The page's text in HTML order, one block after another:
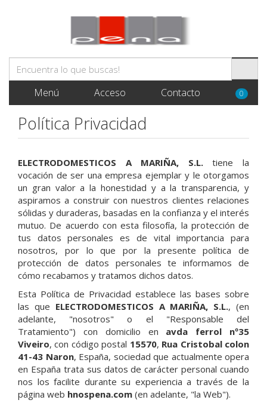
Menú Acceso Contacto 0
Política Privacidad
ELECTRODOMESTICOS A MARIÑA, S.L.tiene la
vocación de ser una empresa ejemplar y le otorgamos
un gran valor a la honestidad y a la transparencia, y
aspiramos a construir con nuestros clientes relaciones
sólidas y duraderas, basadas en la confianza y el interés
mutuo. De acuerdo con esta filosofía, la protección de
tus datos personales es de vital importancia para
nosotros, por lo que por la presente política de
protección de datos personales te informamos de
cómo recabamos y tratamos dichos datos.
Esta Política de Privacidad establece las bases sobre
las que ELECTRODOMESTICOS A MARIÑA, S.L., (en
adelante, "nosotros" o el "Responsable del
Tratamiento") con domicilio en avda ferrol nº35
Viveiro, con código postal 15570, Rua Cristobal colon
41-43 Naron, España, sociedad que actualmente opera
en España trata sus datos de carácter personal cuando
nos los facilite durante su experiencia a través de la
página web hnospena.com (en adelante, "la Web").